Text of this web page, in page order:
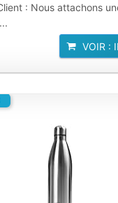
: Nous attachons
VOIR :